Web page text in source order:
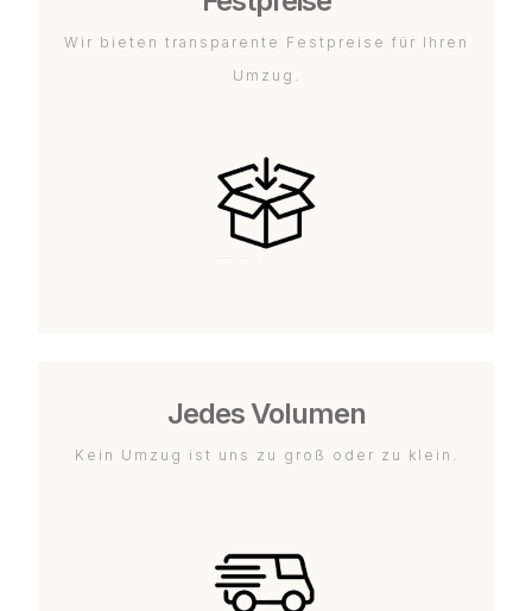
Wir bieten transparente Festpreise für Ihren
Umzug.
Jedes Volumen
Kein Umzug ist uns zu groß oder zu klein.